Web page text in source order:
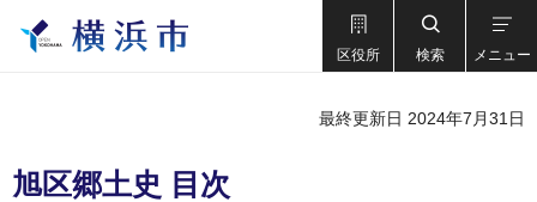
区役所 検索 メニュー
最終更新日 2024年7月31日
旭区郷土史 目次